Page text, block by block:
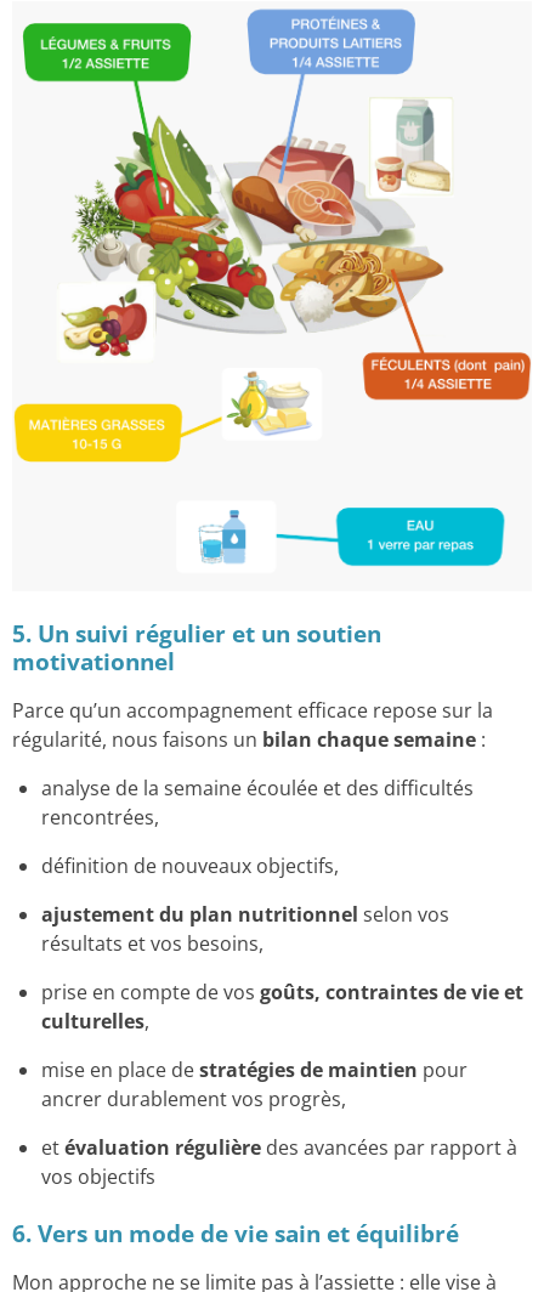
5. Un suivi régulier et un soutien
motivationnel
Parce qu’un accompagnement efficace repose sur la
régularité, nous faisons un bilan chaque semaine :
analyse de la semaine écoulée et des difficultés
rencontrées,
définition de nouveaux objectifs,
ajustement du plan nutritionnel selon vos
résultats et vos besoins,
prise en compte de vos goûts, contraintes de vie et
culturelles,
mise en place destratégies de maintien pour
ancrer durablement vos progrès,
etévaluation régulière des avancées par rapport à
vos objectifs
6. Vers un mode de vie sain et équilibré
Mon approche ne se limite pas à l’assiette : elle vise à